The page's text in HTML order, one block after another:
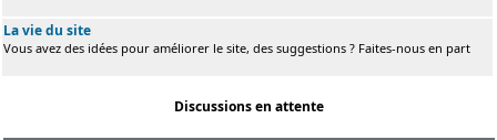
La vie du site
Vous avez des idées pour améliorer le site, des suggestions ? Faites-nous en part
Discussions en attente